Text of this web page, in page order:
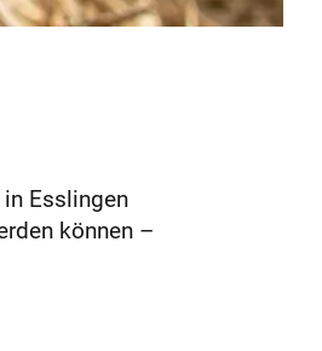
Esslingen
können –